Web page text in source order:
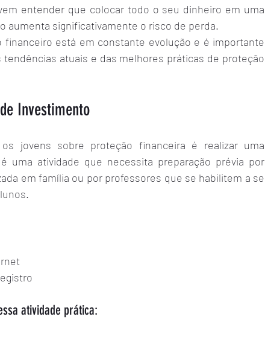
entender que colocar todo o seu dinheiro em uma
aumenta significativamente o risco de perda.
financeiro está em constante evolução e é importante
atuais e das melhores práticas de proteção
Investimento
jovens sobre proteção financeira é realizar uma
uma atividade que necessita preparação prévia por
em família ou por professores que se habilitem a se
atividade prática: